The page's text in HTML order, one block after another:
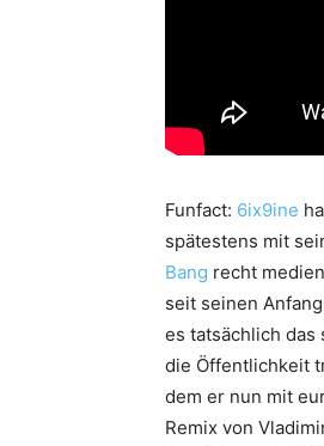
Funfact: 6ix9ine
spätestens mit
Bang recht
seit seinen
es tatsächlich das
die Öffentlichkeit
dem er nun mit
Remix von